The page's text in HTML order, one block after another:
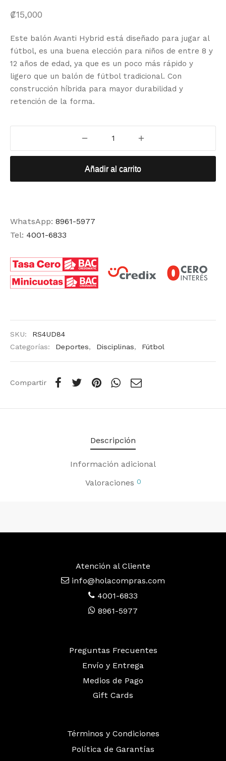
₡15,000
Este balón Avanti Hybrid está diseñado para jugar al
fútbol, es una buena elección para niños de entre 8 y
12 años de edad, ya que es un poco más rápido y
ligero que un balón de fútbol tradicional. Con
construcción híbrida para mayor durabilidad y
retención de la forma.
Añadir al carrito
WhatsApp: 8961-5977
Tel: 4001-6833
SKU:
RS4UD84
Categorías:
Deportes, Disciplinas, Fútbol
Compartir
Descripción
Información adicional
Valoraciones 0
Atención al Cliente
info@holacompras.com
4001-6833
8961-5977
Preguntas Frecuentes
Envío y Entrega
Medios de Pago
Gift Cards
Términos y Condiciones
Política de Garantías